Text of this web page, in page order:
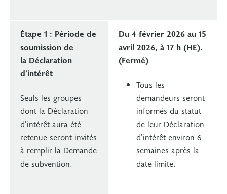
Étape 1 : Période de
soumission de
la Déclaration
d’intérêt
Seuls les groupes
dont la Déclaration
d’intérêt aura été
retenue seront invités
à remplir la Demande
de subvention.
Du 4 février 2026 au 15
avril 2026, à 17 h (HE).
(Fermé)
Tous les
demandeurs seront
informés du statut
de leur Déclaration
d’intérêt environ 6
semaines après la
date limite.